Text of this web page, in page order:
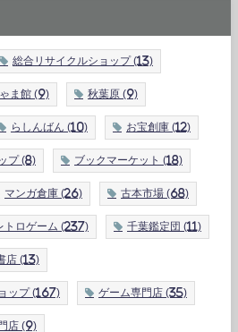
総合リサイクルショップ(13)
ま館 (9) 秋葉原 (9)
らしんばん (10) お宝創庫 (12)
プ(8) ブックマーケット (18)
マンガ倉庫 (26) 古本市場 (68)
トロゲーム (237) 千葉鑑定団 (11)
店 (13)
ップ(167) ゲーム専門店 (35)
店 (9)